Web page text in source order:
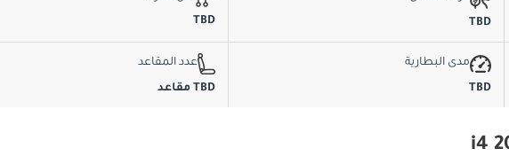
TBD
TBD
مدى البطارية
TBD
عدد المقاعد
TBD مقاعد